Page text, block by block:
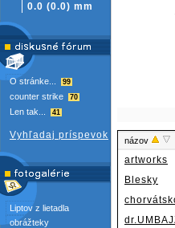
0.0 (0.0) mm
O stránke... 99
counter strike 70
Len tak... 41
Vyhľadaj príspevok
Liptov z lietadla
obrážteky
názov
artworks
Blesky